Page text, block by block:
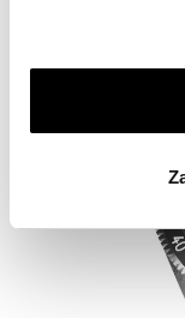
przez nas plików
prywatności.
korzystamy.
Zarządzaj
dokonać zmiany